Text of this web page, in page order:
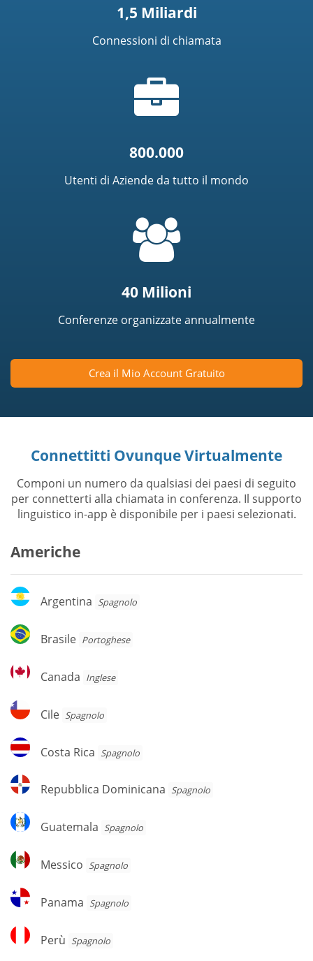
1,5 Miliardi
Connessioni di chiamata
riepilogo
800.000
Utenti di Aziende da tutto il mondo
40 Milioni
Conferenze organizzate annualmente
Crea il Mio Account Gratuito
Connettitti Ovunque Virtualmente
Componi un numero da qualsiasi dei paesi di seguito
per connetterti alla chiamata in conferenza. Il supporto
linguistico in-app è disponibile per i paesi selezionati.
Americhe
Argentina
Argentina Spagnolo
Brasile
Brasile Portoghese
Canada
Canada Inglese
Cile
Cile Spagnolo
Costa
Rica
Costa Rica Spagnolo
Repubblica
Dominicana
Repubblica Dominicana Spagnolo
Guatemala
Guatemala Spagnolo
Messico
Messico Spagnolo
Panama
Panama Spagnolo
Perù
Perù Spagnolo